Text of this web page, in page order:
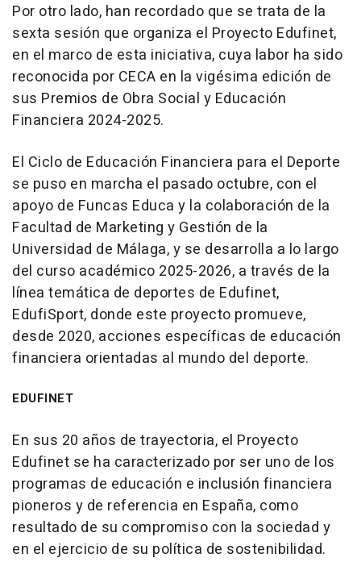
Por otro lado, han recordado que se trata de la
sexta sesión que organiza el Proyecto Edufinet,
en el marco de esta iniciativa, cuya labor ha sido
reconocida por CECA en la vigésima edición de
sus Premios de Obra Social y Educación
Financiera 2024-2025.
El Ciclo de Educación Financiera para el Deporte
se puso en marcha el pasado octubre, con el
apoyo de Funcas Educa y la colaboración de la
Facultad de Marketing y Gestión de la
Universidad de Málaga, y se desarrolla a lo largo
del curso académico 2025-2026, a través de la
línea temática de deportes de Edufinet,
EdufiSport, donde este proyecto promueve,
desde 2020, acciones específicas de educación
financiera orientadas al mundo del deporte.
EDUFINET
En sus 20 años de trayectoria, el Proyecto
Edufinet se ha caracterizado por ser uno de los
programas de educación e inclusión financiera
pioneros y de referencia en España, como
resultado de su compromiso con la sociedad y
en el ejercicio de su política de sostenibilidad.